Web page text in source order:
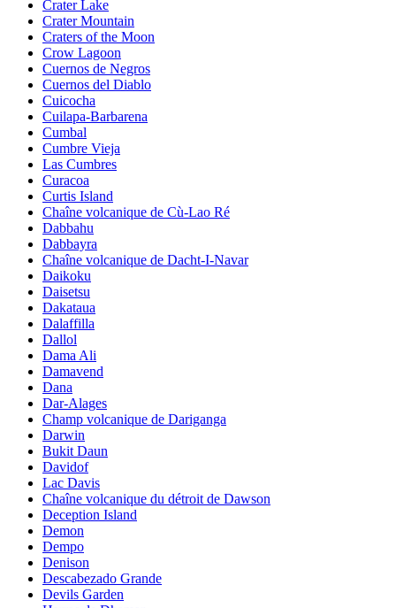
Crater Lake
Crater Mountain
Craters of the Moon
Crow Lagoon
Cuernos de Negros
Cuernos del Diablo
Cuicocha
Cuilapa-Barbarena
Cumbal
Cumbre Vieja
Las Cumbres
Curacoa
Curtis Island
Chaîne volcanique de Cù-Lao Ré
Dabbahu
Dabbayra
Chaîne volcanique de Dacht-I-Navar
Daikoku
Daisetsu
Dakataua
Dalaffilla
Dallol
Dama Ali
Damavend
Dana
Dar-Alages
Champ volcanique de Dariganga
Darwin
Bukit Daun
Davidof
Lac Davis
Chaîne volcanique du détroit de Dawson
Deception Island
Demon
Dempo
Denison
Descabezado Grande
Devils Garden